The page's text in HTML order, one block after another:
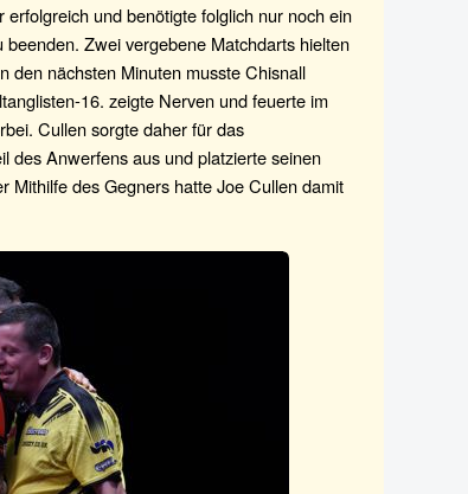
und benötigte folglich nur noch ein
Zwei vergebene Matchdarts hielten
den nächsten Minuten musste Chisnall
16. zeigte Nerven und feuerte im
Cullen sorgte daher für das
des Anwerfens aus und platzierte seinen
Mithilfe des Gegners hatte Joe Cullen damit